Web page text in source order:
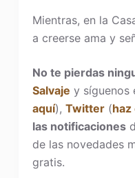
Mientras, en la
a creerse ama y
No te pierdas
Salvaje y síguenos
aquí), Twitter(haz
las notificaciones
de las novedades
gratis.